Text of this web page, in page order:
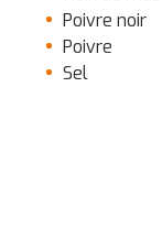
Poivre noir
Poivre
Sel